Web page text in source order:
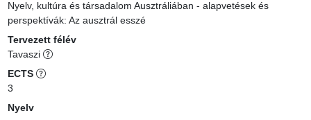
Nyelv, kultúra és társadalom Ausztráliában - alapvetések és
perspektívák: Az ausztrál esszé
Tervezett félév
Tavaszi
ECTS
3
Nyelv